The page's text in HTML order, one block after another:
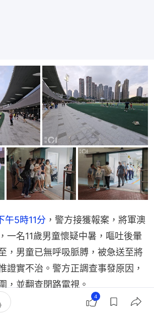
午5時11分 ，警方接獲報案，將軍澳
一名11歲男童懷疑中暑，嘔吐後暈
，男童已無呼吸脈膊，被急送至將
證實不治。警方正調查事發原因，
，並翻查閉路電視。
姓曾，過往身體健康、沒有已知長
4